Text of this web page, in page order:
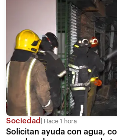
Sociedad Hace 1 hora
Solicitan ayuda con agua,